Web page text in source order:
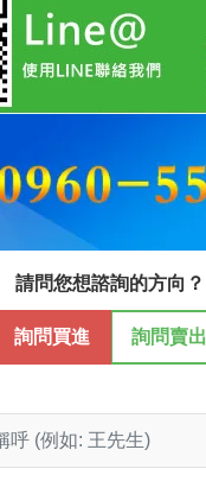
請問您想諮詢的方向？
詢問買進 詢問賣出